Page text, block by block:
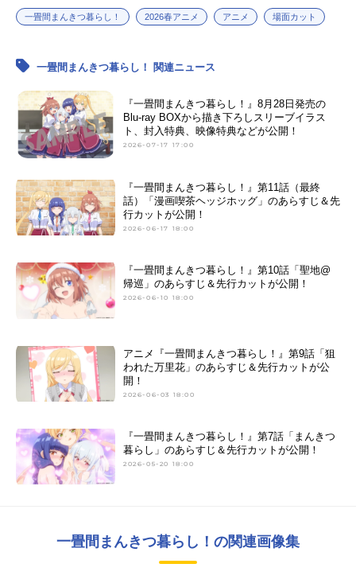
一畳間まんきつ暮らし！ 2026春アニメ アニメ 場面カット
一畳間まんきつ暮らし！ 関連ニュース
『一畳間まんきつ暮らし！』8月28日発売の
Blu-ray BOXから描き下ろしスリーブイラス
ト、封入特典、映像特典などが公開！
2026-07-17 17:00
『一畳間まんきつ暮らし！』第11話（最終
話）「漫画喫茶ヘッジホッグ」のあらすじ＆先
行カットが公開！
2026-06-17 18:00
『一畳間まんきつ暮らし！』第10話「聖地@
帰巡」のあらすじ＆先行カットが公開！
2026-06-10 18:00
アニメ『一畳間まんきつ暮らし！』第9話「狙
われた万里花」のあらすじ＆先行カットが公
開！
2026-06-03 18:00
『一畳間まんきつ暮らし！』第7話「まんきつ
暮らし」のあらすじ＆先行カットが公開！
2026-05-20 18:00
一畳間まんきつ暮らし！の関連画像集